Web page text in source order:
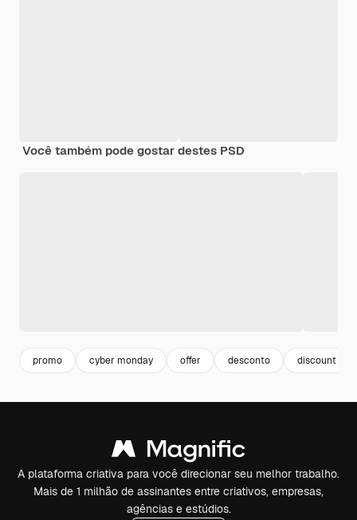
Você também pode gostar destes PSD
promo cyber monday offer desconto discount
A plataforma criativa para você direcionar seu melhor trabalho.
Mais de 1 milhão de assinantes entre criativos, empresas,
agências e estúdios.